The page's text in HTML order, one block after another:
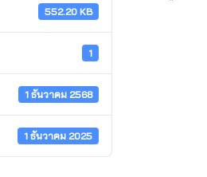
552.20 KB
1
1 ธันวาคม 2568
1 ธันวาคม 2025